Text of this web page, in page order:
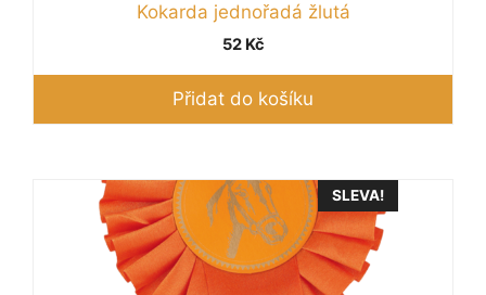
Kokarda jednořadá žlutá
52 Kč
Přidat do košíku
SLEVA!